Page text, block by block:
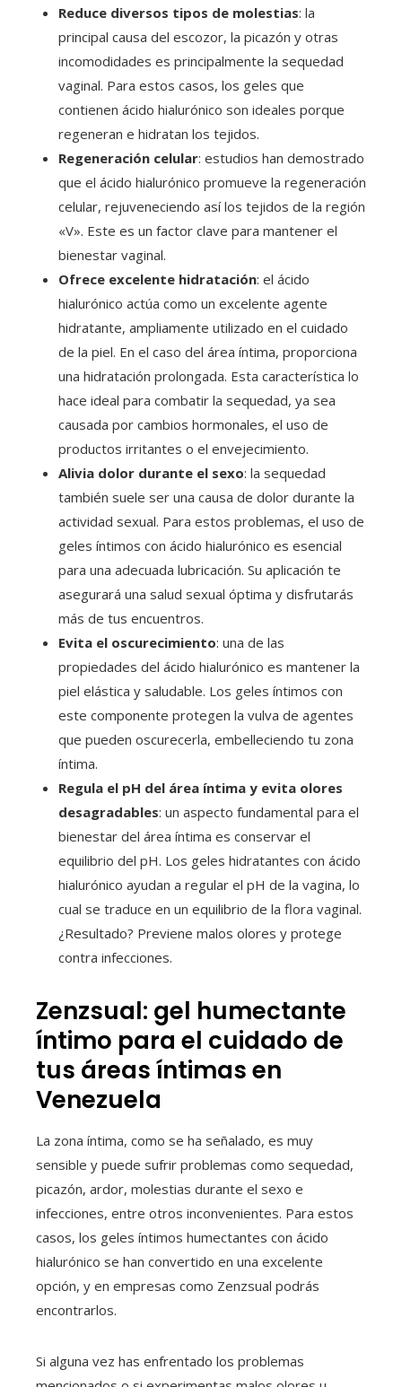
Reduce diversos tipos de molestias: la
principal causa del escozor, la picazón y otras
incomodidades es principalmente la sequedad
vaginal. Para estos casos, los geles que
contienen ácido hialurónico son ideales porque
regeneran e hidratan los tejidos.
Regeneración celular: estudios han demostrado
que el ácido hialurónico promueve la regeneración
celular, rejuveneciendo así los tejidos de la región
«V». Este es un factor clave para mantener el
bienestar vaginal.
Ofrece excelente hidratación: el ácido
hialurónico actúa como un excelente agente
hidratante, ampliamente utilizado en el cuidado
de la piel. En el caso del área íntima, proporciona
una hidratación prolongada. Esta característica lo
hace ideal para combatir la sequedad, ya sea
causada por cambios hormonales, el uso de
productos irritantes o el envejecimiento.
Alivia dolor durante el sexo: la sequedad
también suele ser una causa de dolor durante la
actividad sexual. Para estos problemas, el uso de
geles íntimos con ácido hialurónico es esencial
para una adecuada lubricación. Su aplicación te
asegurará una salud sexual óptima y disfrutarás
más de tus encuentros.
Evita el oscurecimiento: una de las
propiedades del ácido hialurónico es mantener la
piel elástica y saludable. Los geles íntimos con
este componente protegen la vulva de agentes
que pueden oscurecerla, embelleciendo tu zona
íntima.
Regula el pH del área íntima y evita olores
desagradables: un aspecto fundamental para el
bienestar del área íntima es conservar el
equilibrio del pH. Los geles hidratantes con ácido
hialurónico ayudan a regular el pH de la vagina, lo
cual se traduce en un equilibrio de la flora vaginal.
¿Resultado? Previene malos olores y protege
contra infecciones.
Zenzsual: gel humectante
íntimo para el cuidado de
tus áreas íntimas en
Venezuela
La zona íntima, como se ha señalado, es muy
sensible y puede sufrir problemas como sequedad,
picazón, ardor, molestias durante el sexo e
infecciones, entre otros inconvenientes. Para estos
casos, los geles íntimos humectantes con ácido
hialurónico se han convertido en una excelente
opción, y en empresas como Zenzsual podrás
encontrarlos.
Si alguna vez has enfrentado los problemas